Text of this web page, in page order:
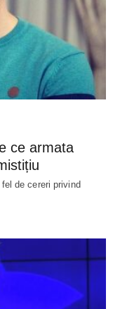
ce armata
de cereri privind